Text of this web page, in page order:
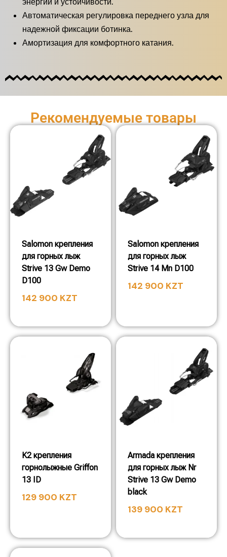
Автоматическая регулировка переднего узла для
надежной фиксации ботинка.
Амортизация для комфортного катания.
Рекомендуемые товары
Salomon крепления
для горных лыж
Strive 13 Gw Demo
D100
142 900 KZT
Salomon крепления
для горных лыж
Strive 14 Mn D100
142 900 KZT
K2 крепления
горнолыжные Griffon
13 ID
129 900 KZT
Armada крепления
для горных лыж Nr
Strive 13 Gw Demo
black
139 900 KZT